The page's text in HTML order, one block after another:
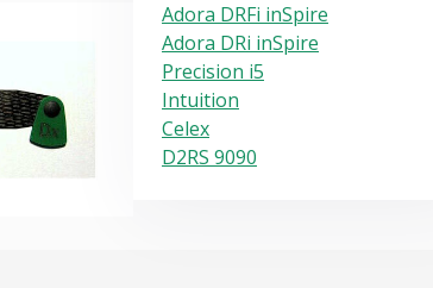
Adora DRFi inSpire
Adora DRi inSpire
Precision i5
Intuition
Celex
D2RS 9090